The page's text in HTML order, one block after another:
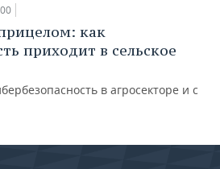
как
приходит в сельское
в агросекторе и с